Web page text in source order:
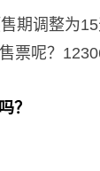
期调整为
票呢？
？